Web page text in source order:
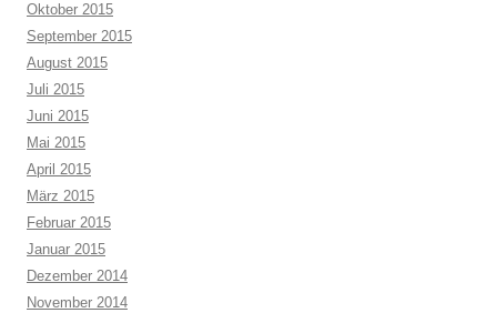
Oktober 2015
September 2015
August 2015
Juli 2015
Juni 2015
Mai 2015
April 2015
März 2015
Februar 2015
Januar 2015
Dezember 2014
November 2014